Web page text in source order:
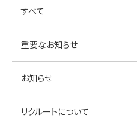
すべて
重要なお知らせ
お知らせ
リクルートについて